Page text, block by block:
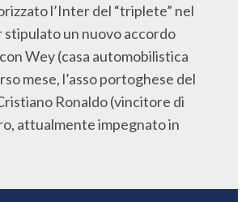
l’Inter del “triplete” nel
stipulato un nuovo accordo
Wey (casa automobilistica
mese, l’asso portoghese del
Ronaldo (vincitore di
attualmente impegnato in